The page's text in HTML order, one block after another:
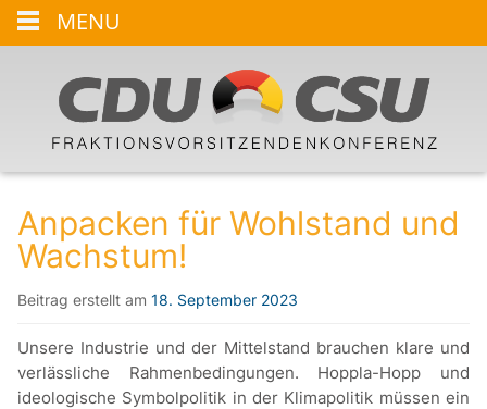
Anpacken für Wohlstand und
Wachstum!
Beitrag erstellt am 18. September 2023
Unsere Industrie und der Mittelstand brauchen klare und
verlässliche Rahmenbedingungen. Hoppla-Hopp und
ideologische Symbolpolitik in der Klimapolitik müssen ein
MENU